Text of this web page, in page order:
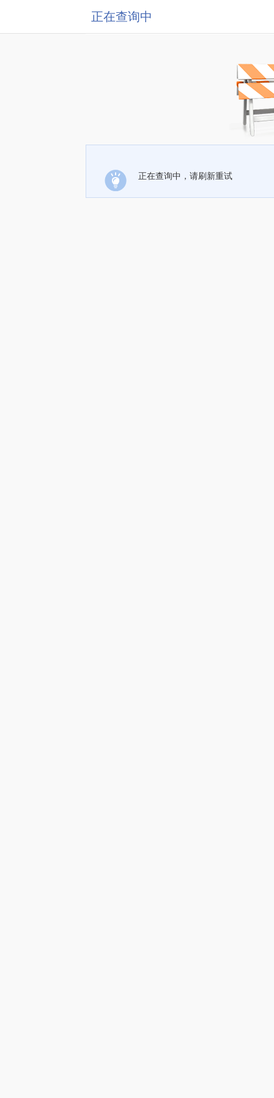
正在查询中
正在查询中，请刷新重试